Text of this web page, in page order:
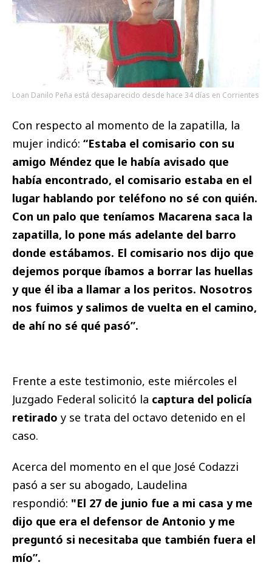
Loan Danilo Peña está desaparecido desde hace 34 días en Corrientes
Con respecto al momento de la zapatilla, la
mujer indicó: “Estaba el comisario con su
amigo Méndez que le había avisado que
había encontrado, el comisario estaba en el
lugar hablando por teléfono no sé con quién.
Con un palo que teníamos Macarena saca la
zapatilla, lo pone más adelante del barro
donde estábamos. El comisario nos dijo que
dejemos porque íbamos a borrar las huellas
y que él iba a llamar a los peritos. Nosotros
nos fuimos y salimos de vuelta en el camino,
de ahí no sé qué pasó”.
Frente a este testimonio, este miércoles el
Juzgado Federal solicitó la captura del policía
retirado y se trata del octavo detenido en el
caso.
Acerca del momento en el que José Codazzi
pasó a ser su abogado, Laudelina
respondió: "El 27 de junio fue a mi casa y me
dijo que era el defensor de Antonio y me
preguntó si necesitaba que también fuera el
mío”.